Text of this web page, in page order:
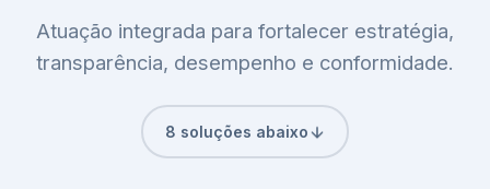
Atuação integrada para fortalecer estratégia,
transparência, desempenho e conformidade.
8 soluções abaixo